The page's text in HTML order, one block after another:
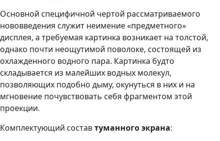
Основной специфичной чертой рассматриваемого
нововведения служит неимение «предметного»
дисплея, а требуемая картинка возникает на толстой,
однако почти неощутимой поволоке, состоящей из
охлажденного водного пара. Картинка будто
складывается из малейших водных молекул,
позволяющих подобно дыму, окунуться в них и на
мгновение почувствовать себя фрагментом этой
проекции.
Комплектующий составтуманного экрана: